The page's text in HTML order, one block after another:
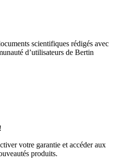
scientifiques rédigés avec
d’utilisateurs de Bertin
votre garantie et accéder aux
produits.